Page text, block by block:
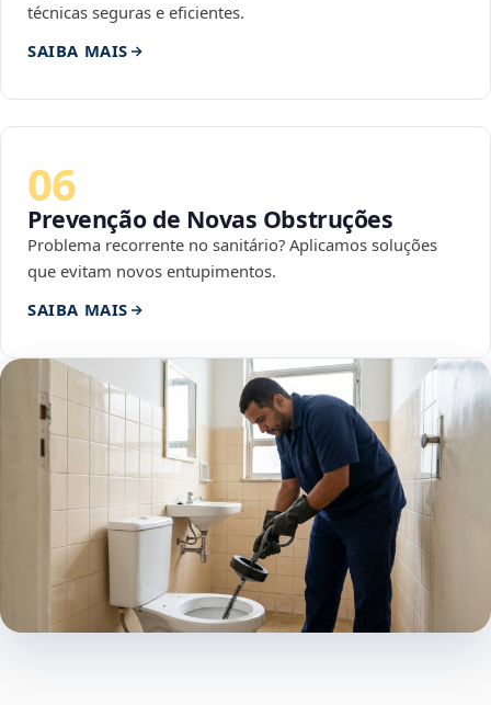
técnicas seguras e eficientes.
SAIBA MAIS
06
Prevenção de Novas Obstruções
Problema recorrente no sanitário? Aplicamos soluções
que evitam novos entupimentos.
SAIBA MAIS